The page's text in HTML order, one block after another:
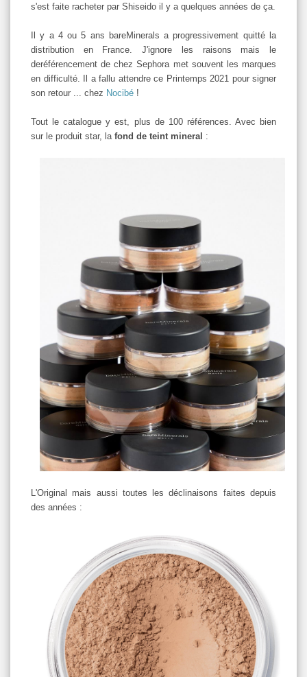
s'est faite racheter par Shiseido il y a quelques années de ça.
Il y a 4 ou 5 ans bareMinerals a progressivement quitté la
distribution en France. J'ignore les raisons mais le
deréférencement de chez Sephora met souvent les marques
en difficulté. Il a fallu attendre ce Printemps 2021 pour signer
son retour ... chez Nocibé !
Tout le catalogue y est, plus de 100 références. Avec bien
sur le produit star, la fond de teint mineral :
L'Original mais aussi toutes les déclinaisons faites depuis
des années :